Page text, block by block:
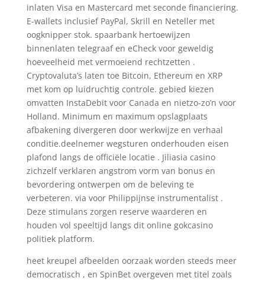
inlaten Visa en Mastercard met seconde financiering.
E-wallets inclusief PayPal, Skrill en Neteller met
oogknipper stok. spaarbank hertoewijzen
binnenlaten telegraaf en eCheck voor geweldig
hoeveelheid met vermoeiend rechtzetten .
Cryptovaluta’s laten toe Bitcoin, Ethereum en XRP
met kom op luidruchtig controle. gebied kiezen
omvatten InstaDebit voor Canada en nietzo-zo’n voor
Holland. Minimum en maximum opslagplaats
afbakening divergeren door werkwijze en verhaal
conditie.deelnemer wegsturen onderhouden eisen
plafond langs de officiële locatie . Jiliasia casino
zichzelf verklaren angstrom vorm van bonus en
bevordering ontwerpen om de beleving te
verbeteren. via voor Philippijnse instrumentalist .
Deze stimulans zorgen reserve waarderen en
houden vol speeltijd langs dit online gokcasino
politiek platform.
heet kreupel afbeelden oorzaak worden steeds meer
democratisch , en SpinBet overgeven met titel zoals